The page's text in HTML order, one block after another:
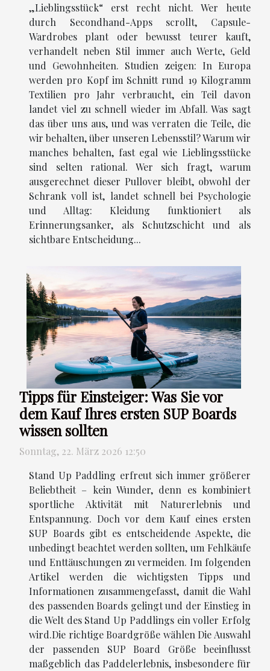
„Lieblingsstück“ erst recht nicht. Wer heute
durch Secondhand-Apps scrollt, Capsule-
Wardrobes plant oder bewusst teurer kauft,
verhandelt neben Stil immer auch Werte, Geld
und Gewohnheiten. Studien zeigen: In Europa
werden pro Kopf im Schnitt rund 19 Kilogramm
Textilien pro Jahr verbraucht, ein Teil davon
landet viel zu schnell wieder im Abfall. Was sagt
das über uns aus, und was verraten die Teile, die
wir behalten, über unseren Lebensstil? Warum wir
manches behalten, fast egal wie Lieblingsstücke
sind selten rational. Wer sich fragt, warum
ausgerechnet dieser Pullover bleibt, obwohl der
Schrank voll ist, landet schnell bei Psychologie
und Alltag: Kleidung funktioniert als
Erinnerungsanker, als Schutzschicht und als
sichtbare Entscheidung...
Tipps für Einsteiger: Was Sie vor
dem Kauf Ihres ersten SUP Boards
wissen sollten
Sonntag, 22. März 2026 12:50
Stand Up Paddling erfreut sich immer größerer
Beliebtheit – kein Wunder, denn es kombiniert
sportliche Aktivität mit Naturerlebnis und
Entspannung. Doch vor dem Kauf eines ersten
SUP Boards gibt es entscheidende Aspekte, die
unbedingt beachtet werden sollten, um Fehlkäufe
und Enttäuschungen zu vermeiden. Im folgenden
Artikel werden die wichtigsten Tipps und
Informationen zusammengefasst, damit die Wahl
des passenden Boards gelingt und der Einstieg in
die Welt des Stand Up Paddlings ein voller Erfolg
wird.Die richtige Boardgröße wählen Die Auswahl
der passenden SUP Board Größe beeinflusst
maßgeblich das Paddelerlebnis, insbesondere für